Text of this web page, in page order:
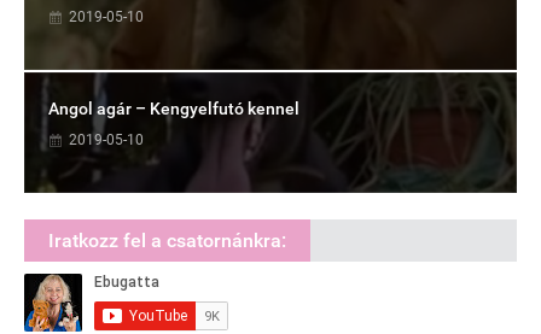
2019-05-10
Angol agár – Kengyelfutó kennel
2019-05-10
Iratkozz fel a csatornánkra: